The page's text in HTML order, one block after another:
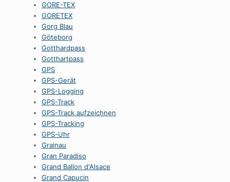
GORE-TEX
GORETEX
Gorg Blau
Göteborg
Gotthardpass
Gotthartpass
GPS
GPS-Gerät
GPS-Logging
GPS-Track
GPS-Track aufzeichnen
GPS-Tracking
GPS-Uhr
Grainau
Gran Paradiso
Grand Ballon d'Alsace
Grand Capucin